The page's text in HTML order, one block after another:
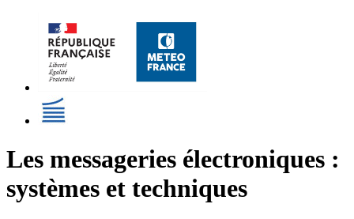
Les messageries électroniques :
systèmes et techniques